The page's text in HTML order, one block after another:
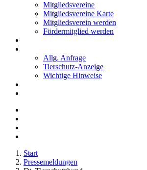
Mitgliedsvereine
Mitgliedsvereine Karte
Mitgliedsverein werden
Fördermitglied werden
Allg. Anfrage
Tierschutz-Anzeige
Wichtige Hinweise
Start
Pressemeldungen